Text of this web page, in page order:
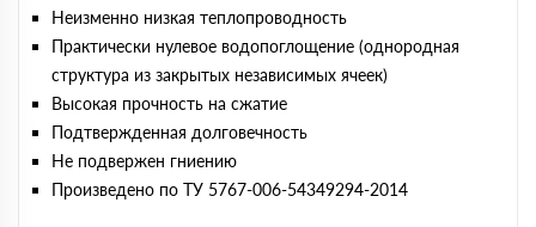
Неизменно низкая теплопроводность
Практически нулевое водопоглощение (однородная
структура из закрытых независимых ячеек)
Высокая прочность на сжатие
Подтвержденная долговечность
Не подвержен гниению
Произведено по ТУ 5767-006-54349294-2014